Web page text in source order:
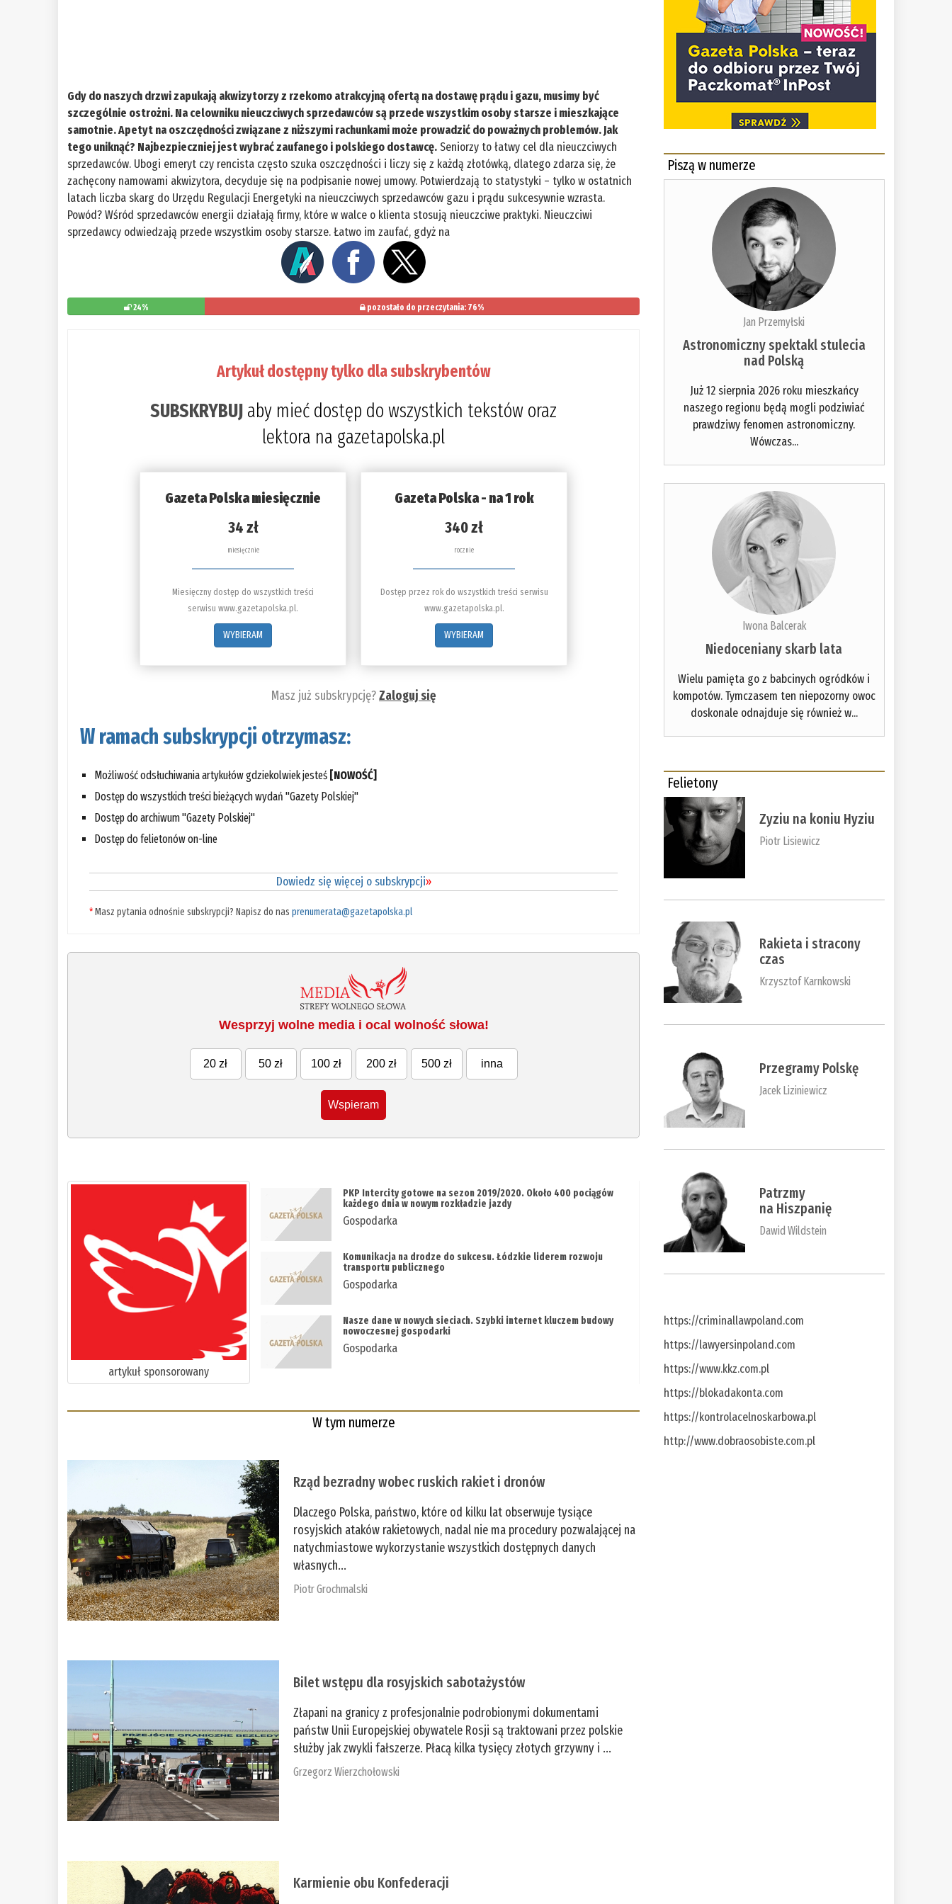
Gdy do naszych drzwi zapukają akwizytorzy z rzekomo atrakcyjną ofertą na dostawę prądu i gazu, musimy być
szczególnie ostrożni. Na celowniku nieuczciwych sprzedawców są przede wszystkim osoby starsze i mieszkające
samotnie. Apetyt na oszczędności związane z niższymi rachunkami może prowadzić do poważnych problemów. Jak
tego uniknąć? Najbezpieczniej jest wybrać zaufanego i polskiego dostawcę.Seniorzy to łatwy cel dla nieuczciwych
sprzedawców. Ubogi emeryt czy rencista często szuka oszczędności i liczy się z każdą złotówką, dlatego zdarza się, że
zachęcony namowami akwizytora, decyduje się na podpisanie nowej umowy. Potwierdzają to statystyki – tylko w ostatnich
latach liczba skarg do Urzędu Regulacji Energetyki na nieuczciwych sprzedawców gazu i prądu sukcesywnie wzrasta.
Powód? Wśród sprzedawców energii działają firmy, które w walce o klienta stosują nieuczciwe praktyki. Nieuczciwi
sprzedawcy odwiedzają przede wszystkim osoby starsze. Łatwo im zaufać, gdyż na
24% pozostało do przeczytania: 76%
Artykuł dostępny tylko dla subskrybentów
SUBSKRYBUJ aby mieć dostęp do wszystkich tekstów oraz
lektora na gazetapolska.pl
Gazeta Polska miesięcznie
34 zł
miesięcznie
Miesięczny dostęp do wszystkich treści
serwisu www.gazetapolska.pl.
WYBIERAM
Gazeta Polska - na 1 rok
340 zł
rocznie
Dostęp przez rok do wszystkich treści serwisu
www.gazetapolska.pl.
WYBIERAM
Masz już subskrypcję?Zaloguj się
W ramach subskrypcji otrzymasz:
Możliwość odsłuchiwania artykułów gdziekolwiek jesteś [NOWOŚĆ]
Dostęp do wszystkich treści bieżących wydań "Gazety Polskiej"
Dostęp do archiwum "Gazety Polskiej"
Dostęp do felietonów on-line
Dowiedz się więcej o subskrypcji»
*Masz pytania odnośnie subskrypcji? Napisz do nasprenumerata@gazetapolska.pl
Wesprzyj wolne media i ocal wolność słowa!
20 zł 50 zł 100 zł 200 zł 500 zł inna
Wspieram
artykuł sponsorowany
PKP Intercity gotowe na sezon 2019/2020. Około 400 pociągów
każdego dnia w nowym rozkładzie jazdy
Gospodarka
Komunikacja na drodze do sukcesu. Łódzkie liderem rozwoju
transportu publicznego
Gospodarka
Nasze dane w nowych sieciach. Szybki internet kluczem budowy
nowoczesnej gospodarki
Gospodarka
W tym numerze
Rząd bezradny wobec ruskich rakiet i dronów
Dlaczego Polska, państwo, które od kilku lat obserwuje tysiące
rosyjskich ataków rakietowych, nadal nie ma procedury pozwalającej na
natychmiastowe wykorzystanie wszystkich dostępnych danych
własnych...
Piotr Grochmalski
Bilet wstępu dla rosyjskich sabotażystów
Złapani na granicy z profesjonalnie podrobionymi dokumentami
państw Unii Europejskiej obywatele Rosji są traktowani przez polskie
służby jak zwykli fałszerze. Płacą kilka tysięcy złotych grzywny i ...
Grzegorz Wierzchołowski
Karmienie obu Konfederacji
Piszą w numerze
Jan Przemyłski
Astronomiczny spektakl stulecia
nad Polską
Już 12 sierpnia 2026 roku mieszkańcy
naszego regionu będą mogli podziwiać
prawdziwy fenomen astronomiczny.
Wówczas...
Iwona Balcerak
Niedoceniany skarb lata
Wielu pamięta go z babcinych ogródków i
kompotów. Tymczasem ten niepozorny owoc
doskonale odnajduje się również w...
Felietony
Zyziu na koniu Hyziu
Piotr Lisiewicz
Rakieta i stracony
czas
Krzysztof Karnkowski
Przegramy Polskę
Jacek Liziniewicz
Patrzmy
na Hiszpanię
Dawid Wildstein
https://criminallawpoland.com
https://lawyersinpoland.com
https://www.kkz.com.pl
https://blokadakonta.com
https://kontrolacelnoskarbowa.pl
http://www.dobraosobiste.com.pl